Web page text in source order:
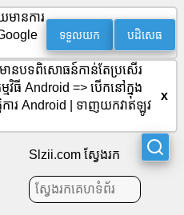
ានការ
ទទួលយក បដិសេធ
ានបទពិសោធន៍កាន់តែប្រសើរ
មវិធី Android => បើកនៅក្នុង
ការ Android
ទាញយកវាឥឡូវ
x
Slzii.com ស្វែងរក